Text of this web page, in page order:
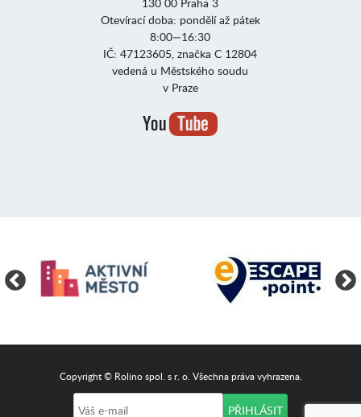
Otevírací doba: pondělí až pátek
8:00—16:30
IČ: 47123605, značka C 12804
vedená u Městského soudu
v Praze
Copyright © Rolino spol. s r. o. Všechna práva vyhrazena.